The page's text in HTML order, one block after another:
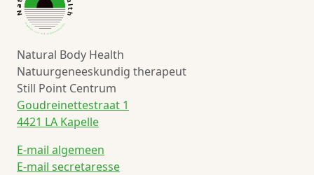
Natural Body Health
Natuurgeneeskundig therapeut
Still Point Centrum
Goudreinettestraat 1
4421 LA Kapelle
E-mail algemeen
E-mail secretaresse